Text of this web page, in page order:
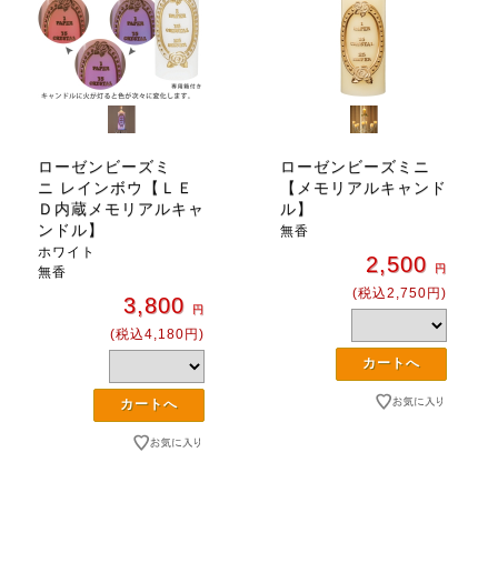
ローゼンビーズミ
ニ レインボウ【ＬＥ
Ｄ内蔵メモリアルキャ
ンドル】
ホワイト
無香
3,800 円
(税込4,180円)
ローゼンビーズミニ
【メモリアルキャンド
ル】
無香
2,500 円
(税込2,750円)